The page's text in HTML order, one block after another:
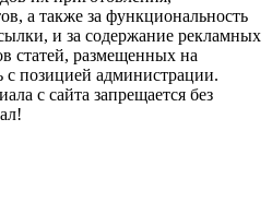
а также за функциональность
и за содержание рекламных
статей, размещенных на
с позицией администрации.
с сайта запрещается без